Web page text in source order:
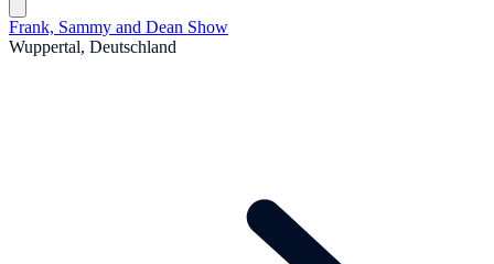
Frank, Sammy and Dean Show
Wuppertal, Deutschland